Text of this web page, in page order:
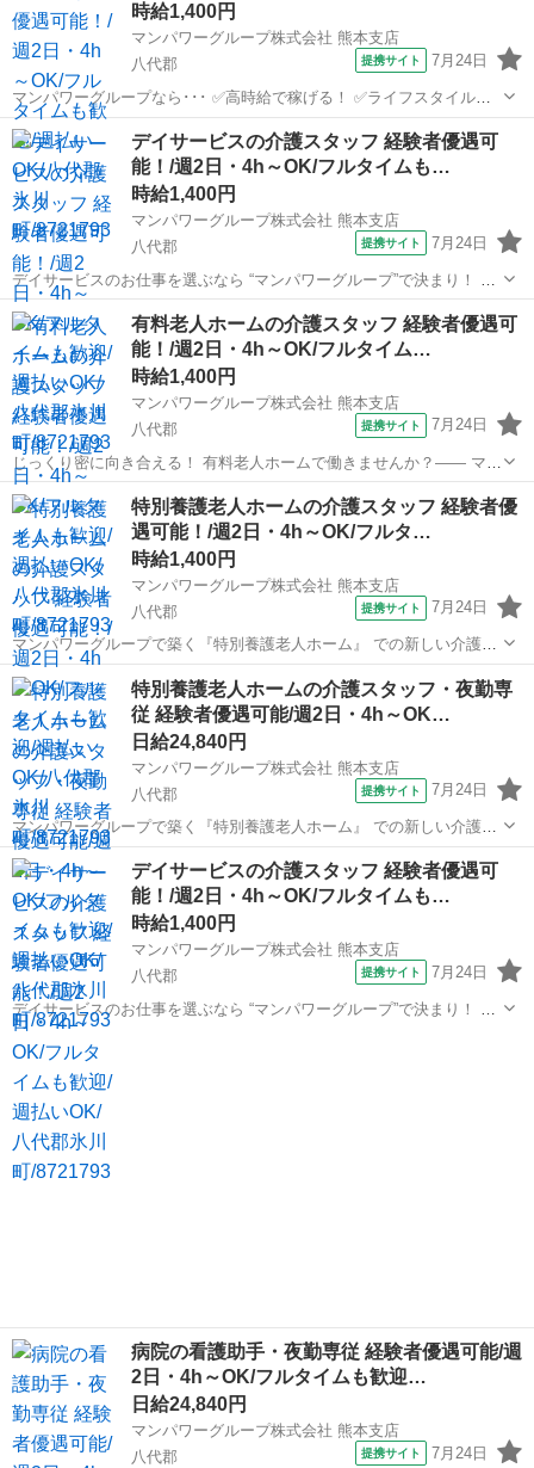
時給1,400円
マンパワーグループ株式会社 熊本支店
八代郡
提携サイト 7月24日
マンパワーグループなら･･･ ✅️高時給で稼げる！ ✅️ライフスタイルに
合わせて働ける！ ✅️資格取得支援など福利厚生充実！ ✅️大手なので安
定性抜群！ ＼＼＼＼｜｜｜｜｜｜｜｜｜｜／／／／ 残業で悩んだ...
熊本 医療
デイサービスの介護スタッフ 経験者優遇可
能！/週2日・4h～OK/フルタイムも…
時給1,400円
マンパワーグループ株式会社 熊本支店
八代郡
提携サイト 7月24日
デイサービスのお仕事を選ぶなら “マンパワーグループ”で決まり！ ✅️
高時給で稼げる！ ✅️ライフスタイルに合わせて働ける！ ✅️資格取得支
援など福利厚生充実！ ✅️大手なので安定性抜群！ ...
熊本 八代郡 医療
有料老人ホームの介護スタッフ 経験者優遇可
能！/週2日・4h～OK/フルタイム…
時給1,400円
マンパワーグループ株式会社 熊本支店
八代郡
提携サイト 7月24日
じっくり密に向き合える！ 有料老人ホームで働きませんか？―― マン
パワーグループなら... ✨高時給で稼げる！ ✨ライフスタイルに合わせ
て働ける！ ✨資格取得支援など福利厚生充実！ ✨大手なので...
熊本 八代郡 医療
特別養護老人ホームの介護スタッフ 経験者優
遇可能！/週2日・4h～OK/フルタ…
時給1,400円
マンパワーグループ株式会社 熊本支店
八代郡
提携サイト 7月24日
マンパワーグループで築く『特別養護老人ホーム』 での新しい介護キ
ャリア◎ 安心＆安定のワケは・・・ ✅️高時給で稼げて収入安定！ ✅️ラ
イフスタイルに合わせて働ける！ ✅️福利厚生充実！（資格取得支...
熊本 医療
特別養護老人ホームの介護スタッフ・夜勤専
従 経験者優遇可能/週2日・4h～OK…
日給24,840円
マンパワーグループ株式会社 熊本支店
八代郡
提携サイト 7月24日
マンパワーグループで築く『特別養護老人ホーム』 での新しい介護キ
ャリア◎ 安心＆安定のワケは・・・ ✅️高時給で稼げて収入安定！ ✅️ラ
イフスタイルに合わせて働ける！ ✅️福利厚生充実！（資格取得支...
熊本 医療
デイサービスの介護スタッフ 経験者優遇可
能！/週2日・4h～OK/フルタイムも…
時給1,400円
マンパワーグループ株式会社 熊本支店
八代郡
提携サイト 7月24日
デイサービスのお仕事を選ぶなら “マンパワーグループ”で決まり！ ✅️
高時給で稼げる！ ✅️ライフスタイルに合わせて働ける！ ✅️資格取得支
熊本 八代郡
病院の看護助手・夜勤専従 経験者優遇可能/週
2日・4h～OK/フルタイムも歓迎…
日給24,840円
マンパワーグループ株式会社 熊本支店
八代郡
提携サイト 7月24日